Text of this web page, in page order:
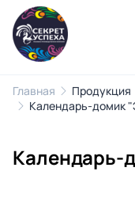
Главная Продукция
Календарь-домик
Календарь-